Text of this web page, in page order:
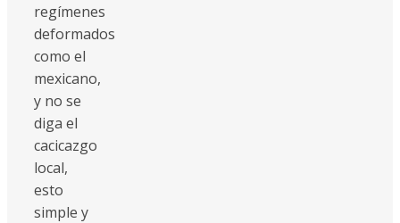
regímenes
deformados
como el
mexicano,
y no se
diga el
cacicazgo
local,
esto
simple y